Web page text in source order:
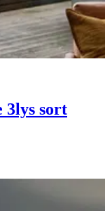
3lys sort